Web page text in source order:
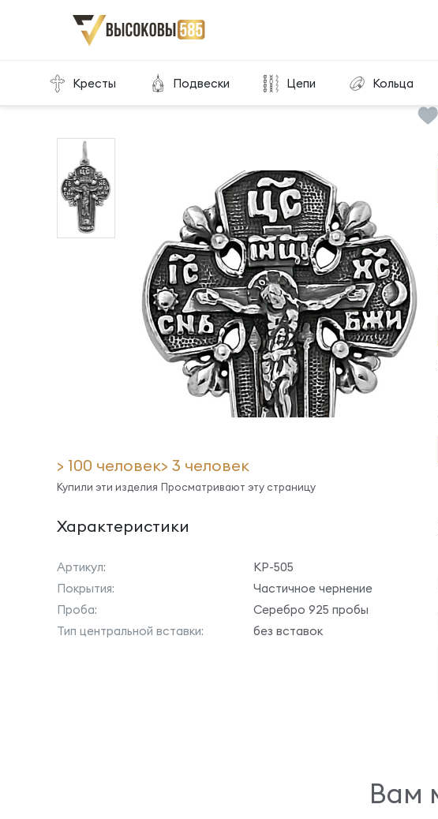
Кресты Подвески Цепи Кольца
Главная Склад готовой продукции Крест КР-505
> 100 человек
Купили эти изделия
> 3 человек
Просматривают эту страницу
Характеристики
Артикул:
КР-505
Покрытия:
Частичное чернение
Проба:
Серебро 925 пробы
Тип центральной вставки:
без вставок
Вам